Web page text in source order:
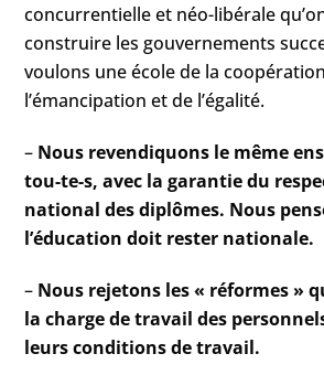
concurrentielle et néo-libérale
construire les gouvernements
voulons une école de la
l’émancipation et de l’égalité.
– Nous revendiquons le même
tou-te-s, avec la garantie du
national des diplômes. Nous
l’éducation doit rester nationale.
– Nous rejetons les « réformes »
la charge de travail des
leurs conditions de travail.